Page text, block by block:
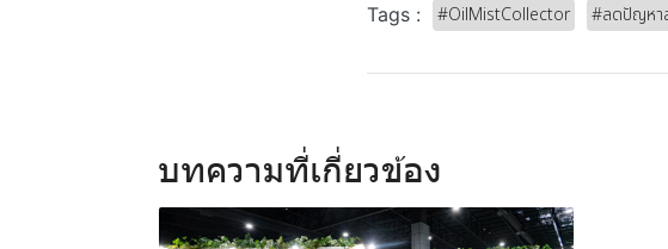
Tags : #OilMistCollector #ลดปัญหา
บทความที่เกี่ยวข้อง